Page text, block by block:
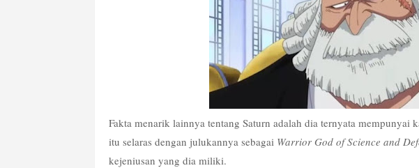
Fakta menarik lainnya tentang Saturn adalah dia ternyata mempunyai
itu selaras dengan julukannya sebagai Warrior God of Science and
kejeniusan yang dia miliki.